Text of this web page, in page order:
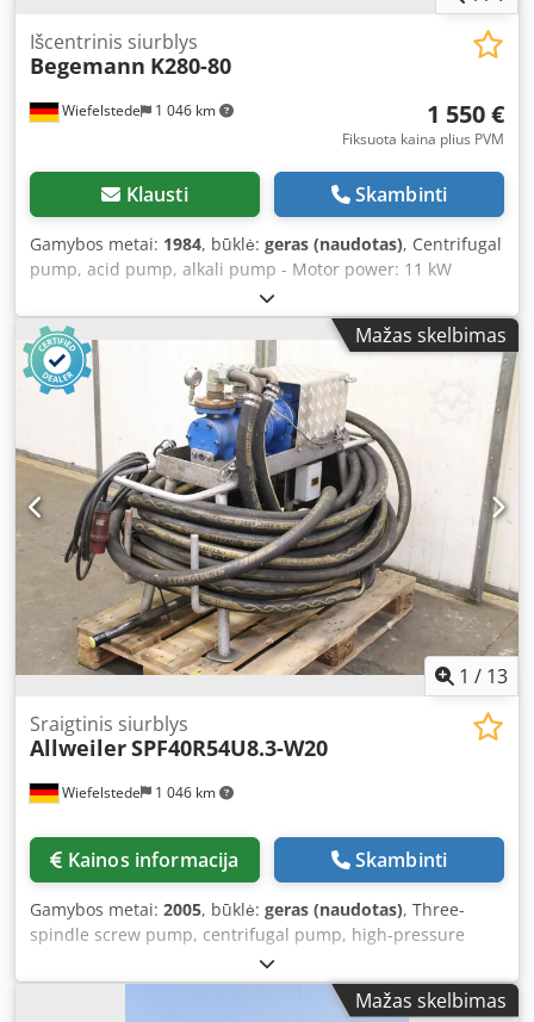
Wiefelstede 1 046 km
Išcentrinis siurblys
Begemann K280-80
1 550 €
Fiksuota kaina plius PVM
Klausti Skambinti
Gamybos metai: 1984, būklė: geras (naudotas), Centrifugal
pump, acid pump, alkali pump - Motor power: 11 kW
Crjdeb A R Iyjpfx Aqgsf - Speed: 1,440 rpm - Capacity: 40
m³/h - Pipe connection inlet: DN80 - Pipe connection outlet:
DN80 - Dimensions: 1,550/550/H550 mm - Weight: 240 kg
Mažas skelbimas
1 / 13
Wiefelstede 1 046 km
Sraigtinis siurblys
AllweilerSPF40R54U8.3-W20
Kainos informacija Skambinti
Gamybos metai: 2005, būklė: geras (naudotas), Three-
spindle screw pump, centrifugal pump, high-pressure
pump, centrifugal pump, lubricating oil/oil pump, triple
screw pump -Manufacturer: Allweiler, screw pump type
SPF40R54U8.3-W20 with hose package -Flow rate: 3.4 l/min
Mažas skelbimas